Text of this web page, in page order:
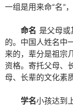
一组是用来命“名”
命名 是父母
的。中国人姓名中
来的，辈分是祖宗
资格。寄托父母、
母、长辈的文化素质
学名小孩达到